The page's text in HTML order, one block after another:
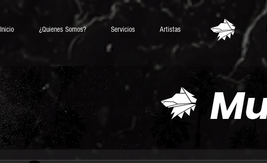
Inicio ¿Quienes Somos? Servicios Artistas